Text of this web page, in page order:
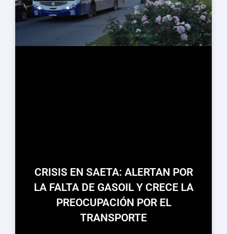
CRISIS EN SAETA: ALERTAN POR
LA FALTA DE GASOIL Y CRECE LA
PREOCUPACIÓN POR EL
TRANSPORTE